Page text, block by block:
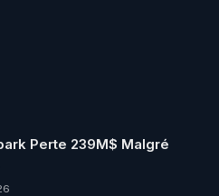
Perte 239M$ Malgré